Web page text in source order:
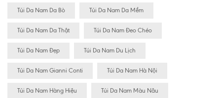
Túi Da Nam Da Bò Túi Da Nam Da Mềm
Túi Da Nam Da Thật Túi Da Nam Đeo Chéo
Túi Da Nam Đẹp Túi Da Nam Du Lịch
Túi Da Nam Gianni Conti Túi Da Nam Hà Nội
Túi Da Nam Hàng Hiệu Túi Da Nam Màu Nâu